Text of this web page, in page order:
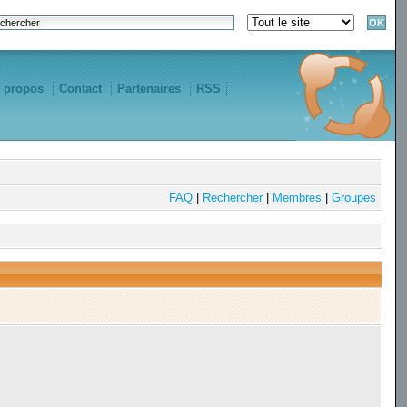
propos Contact Partenaires RSS
FAQ| Rechercher| Membres Groupes